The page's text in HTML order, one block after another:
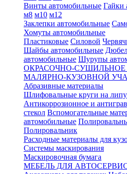
Винты автомобильные Гайки
м8 м10 м12
Заклепки автомобильные
Хомуты автомобильные
Пластиковые Силовой
Шайбы автомобильные
автомобильные Шурупы
ОКРАСОЧНО-СУШИЛЬНОЕ
МАЛЯРНО-КУЗОВНОЙ
Абразивные материалы
Шлифовальные круги на
Антикоррозионное и
стекол Вспомогательные
автомобильные
Полировальник
Расходные материалы для
Системы маскирования
Маскировочная бумага
МЕБЕЛЬ ДЛЯ